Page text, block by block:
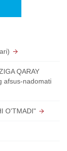
QARAY
afsus-nadomati
O'TMADI"